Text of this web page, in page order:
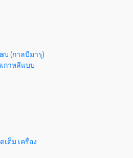
(กาลบีมารุ)
กาหลีแบบ
เต็ม เครื่อง